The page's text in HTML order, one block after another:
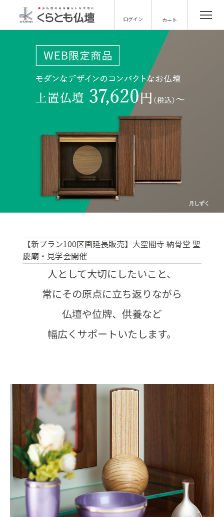
ログイン カート
2025.04.01
ペット供養塔 販売開始のお知らせ
2026.07.01
2026年 盆提灯フェア開催中！
2026.06.09
「くらしの友 樹木葬 横浜戸塚」オープンしまし
【新プラン100区画延長販売】大空閣寺 納骨堂 聖
慶廟・見学会開催
2025.04.01
ペット供養塔 販売開始のお知らせ
2026.07.01
「くらしの友 樹木葬 横浜戸塚」オープンしまし
2025.04.01
ペット供養塔 販売開始のお知らせ
人として大切にしたいこと、
常にその原点に立ち返りながら
仏壇や位牌、供養など
幅広くサポートいたします。